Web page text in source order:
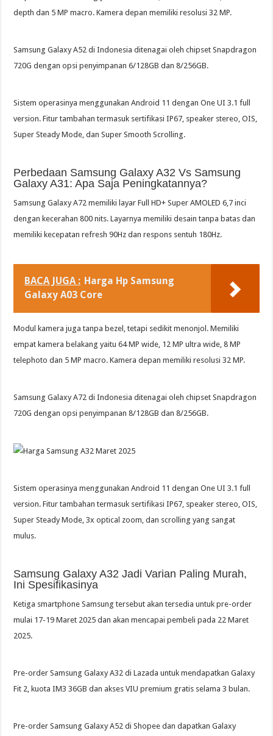
depth dan 5 MP macro. Kamera depan memiliki resolusi 32 MP.
Samsung Galaxy A52 di Indonesia ditenagai oleh chipset Snapdragon
720G dengan opsi penyimpanan 6/128GB dan 8/256GB.
Sistem operasinya menggunakan Android 11 dengan One UI 3.1 full
version. Fitur tambahan termasuk sertifikasi IP67, speaker stereo, OIS,
Super Steady Mode, dan Super Smooth Scrolling.
Perbedaan Samsung Galaxy A32 Vs Samsung
Galaxy A31: Apa Saja Peningkatannya?
Samsung Galaxy A72 memiliki layar Full HD+ Super AMOLED 6,7 inci
dengan kecerahan 800 nits. Layarnya memiliki desain tanpa batas dan
memiliki kecepatan refresh 90Hz dan respons sentuh 180Hz.
BACA JUGA : Harga Hp Samsung
Galaxy A03 Core
Modul kamera juga tanpa bezel, tetapi sedikit menonjol. Memiliki
empat kamera belakang yaitu 64 MP wide, 12 MP ultra wide, 8 MP
telephoto dan 5 MP macro. Kamera depan memiliki resolusi 32 MP.
Samsung Galaxy A72 di Indonesia ditenagai oleh chipset Snapdragon
720G dengan opsi penyimpanan 8/128GB dan 8/256GB.
Sistem operasinya menggunakan Android 11 dengan One UI 3.1 full
version. Fitur tambahan termasuk sertifikasi IP67, speaker stereo, OIS,
Super Steady Mode, 3x optical zoom, dan scrolling yang sangat
mulus.
Samsung Galaxy A32 Jadi Varian Paling Murah,
Ini Spesifikasinya
Ketiga smartphone Samsung tersebut akan tersedia untuk pre-order
mulai 17-19 Maret 2025 dan akan mencapai pembeli pada 22 Maret
2025.
Pre-order Samsung Galaxy A32 di Lazada untuk mendapatkan Galaxy
Fit 2, kuota IM3 36GB dan akses VIU premium gratis selama 3 bulan.
Pre-order Samsung Galaxy A52 di Shopee dan dapatkan Galaxy